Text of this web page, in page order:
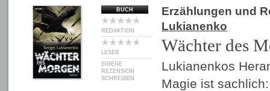
BUCH
REDAKTION
LESER
EIGENE
REZENSION
SCHREIBEN
Erzählungen und
Lukianenko
Wächter des
Lukianenkos
Magie ist